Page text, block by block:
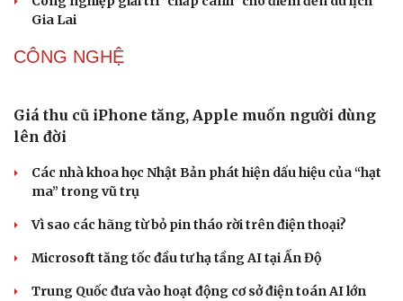
Gia Lai
CÔNG NGHỆ
Giá thu cũ iPhone tăng, Apple muốn người dùng
lên đời
Các nhà khoa học Nhật Bản phát hiện dấu hiệu của “hạt
ma” trong vũ trụ
Vì sao các hãng từ bỏ pin tháo rời trên điện thoại?
Microsoft tăng tốc đầu tư hạ tầng AI tại Ấn Độ
Trung Quốc đưa vào hoạt động cơ sở điện toán AI lớn